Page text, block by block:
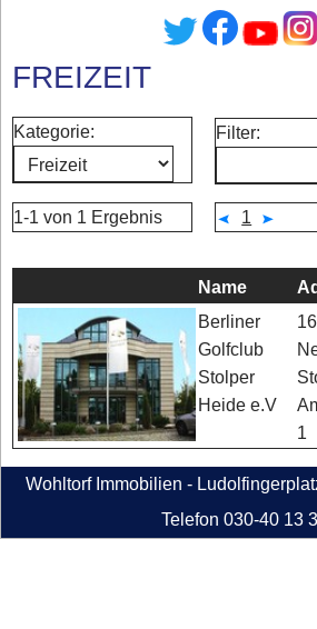
FREIZEIT
Kategorie: Filter:
1-1 von 1 Ergebnis 1
Name
Berliner
Golfclub
Stolper
Heide e.V
1
Wohltorf Immobilien -
Telefon 030-40 13